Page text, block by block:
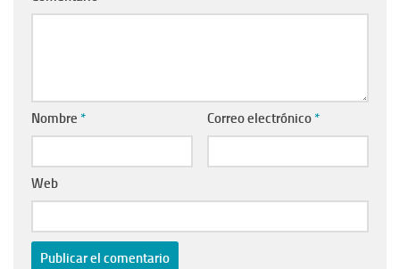
Nombre * Correo electrónico *
Web